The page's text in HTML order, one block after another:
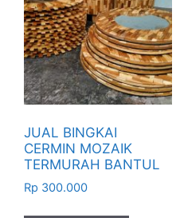
JUAL BINGKAI
CERMIN MOZAIK
TERMURAH BANTUL
Rp 300.000